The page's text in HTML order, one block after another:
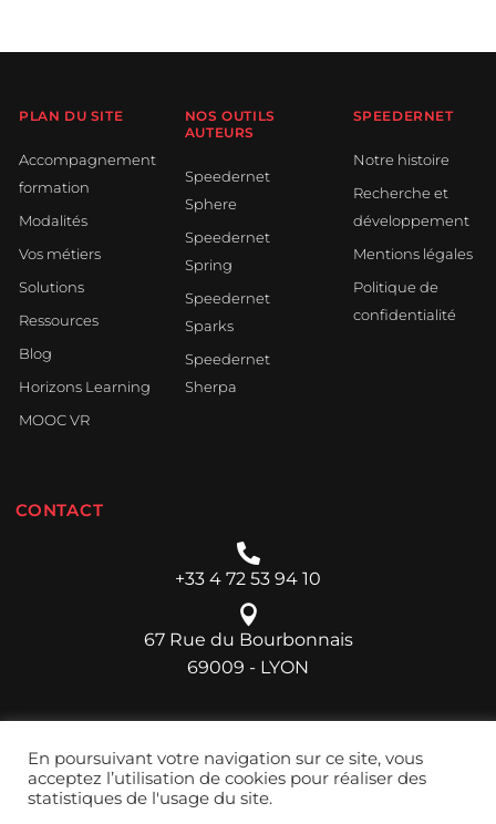
PLAN DU SITE
Accompagnement
formation
Modalités
Vos métiers
Solutions
Ressources
Blog
Horizons Learning
MOOC VR
NOS OUTILS
AUTEURS
Speedernet
Sphere
Speedernet
Spring
Speedernet
Sparks
Speedernet
Sherpa
SPEEDERNET
Notre histoire
Recherche et
développement
Mentions légales
Politique de
confidentialité
CONTACT
+33 4 72 53 94 10
67 Rue du Bourbonnais
69009 - LYON
En poursuivant votre navigation sur ce site, vous
acceptez l’utilisation de cookies pour réaliser des
statistiques de l'usage du site.